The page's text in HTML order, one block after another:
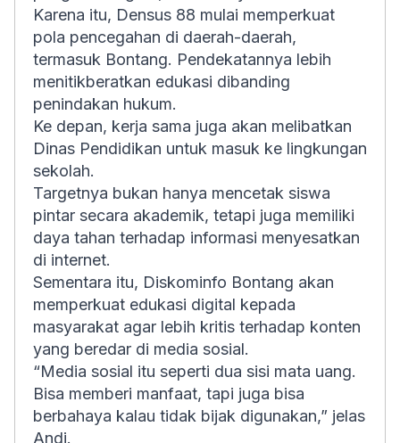
Karena itu, Densus 88 mulai memperkuat
pola pencegahan di daerah-daerah,
termasuk Bontang. Pendekatannya lebih
menitikberatkan edukasi dibanding
penindakan hukum.
Ke depan, kerja sama juga akan melibatkan
Dinas Pendidikan untuk masuk ke lingkungan
sekolah.
Targetnya bukan hanya mencetak siswa
pintar secara akademik, tetapi juga memiliki
daya tahan terhadap informasi menyesatkan
di internet.
Sementara itu, Diskominfo Bontang akan
memperkuat edukasi digital kepada
masyarakat agar lebih kritis terhadap konten
yang beredar di media sosial.
“Media sosial itu seperti dua sisi mata uang.
Bisa memberi manfaat, tapi juga bisa
berbahaya kalau tidak bijak digunakan,” jelas
Andi.